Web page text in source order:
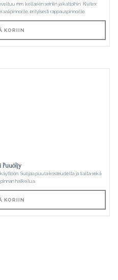
mm. kellarien seiniin ja kattoihin. Kivitex
erityisesti rappauspinnoille.
KORIIN
Puuöljy
Suojaa puuta kosteudelta ja lialta sekä
halkeilua.
KORIIN